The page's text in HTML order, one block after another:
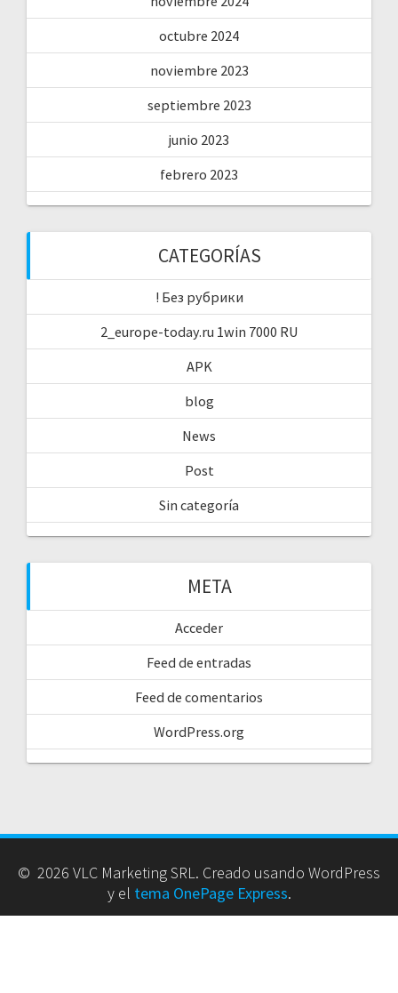
octubre 2024
noviembre 2023
septiembre 2023
junio 2023
febrero 2023
CATEGORÍAS
! Без рубрики
2_europe-today.ru 1win 7000 RU
APK
blog
News
Post
Sin categoría
META
Acceder
Feed de entradas
Feed de comentarios
WordPress.org
© 2026 VLC Marketing SRL. Creado usando WordPress
y el tema OnePage Express.